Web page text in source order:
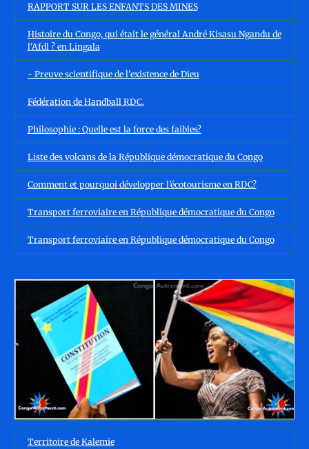
RAPPORT SUR LES ENFANTS DES MINES
Histoire du Congo, qui était le général André Kisasu Ngandu de
l'Afdl ? en Lingala
- Preuve scientifique de l'existence de Dieu
Fédération de Handball RDC.
Philosophie : Quelle est la force des faibles?
Liste des volcans de la République démocratique du Congo
Comment et pourquoi développer l’écotourisme en RDC?
Transport ferroviaire en République démocratique du Congo
Transport ferroviaire en République démocratique du Congo
Territoire de Kalemie